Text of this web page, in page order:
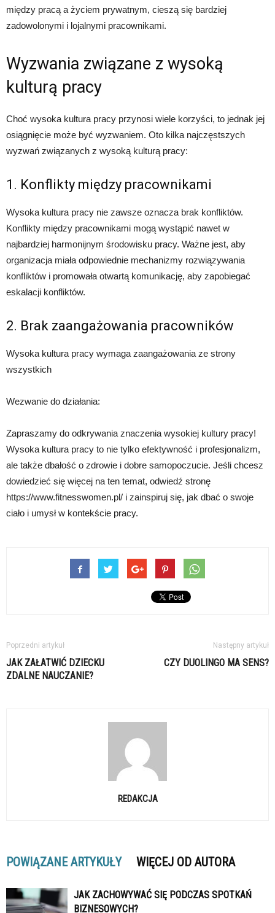
między pracą a życiem prywatnym, cieszą się bardziej
zadowolonymi i lojalnymi pracownikami.
Wyzwania związane z wysoką
kulturą pracy
Choć wysoka kultura pracy przynosi wiele korzyści, to jednak jej
osiągnięcie może być wyzwaniem. Oto kilka najczęstszych
wyzwań związanych z wysoką kulturą pracy:
1. Konflikty między pracownikami
Wysoka kultura pracy nie zawsze oznacza brak konfliktów.
Konflikty między pracownikami mogą wystąpić nawet w
najbardziej harmonijnym środowisku pracy. Ważne jest, aby
organizacja miała odpowiednie mechanizmy rozwiązywania
konfliktów i promowała otwartą komunikację, aby zapobiegać
eskalacji konfliktów.
2. Brak zaangażowania pracowników
Wysoka kultura pracy wymaga zaangażowania ze strony
wszystkich
Wezwanie do działania:
Zapraszamy do odkrywania znaczenia wysokiej kultury pracy!
Wysoka kultura pracy to nie tylko efektywność i profesjonalizm,
ale także dbałość o zdrowie i dobre samopoczucie. Jeśli chcesz
dowiedzieć się więcej na ten temat, odwiedź stronę
https://www.fitnesswomen.pl/ i zainspiruj się, jak dbać o swoje
ciało i umysł w kontekście pracy.
Poprzedni artykuł
JAK ZAŁATWIĆ DZIECKU
ZDALNE NAUCZANIE?
Następny artykuł
CZY DUOLINGO MA SENS?
REDAKCJA
POWIĄZANE ARTYKUŁY WIĘCEJ OD AUTORA
JAK ZACHOWYWAĆ SIĘ PODCZAS SPOTKAŃ
BIZNESOWYCH?